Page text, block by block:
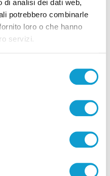
di analisi dei dati web,
potrebbero combinarle
loro o che hanno
servizi.